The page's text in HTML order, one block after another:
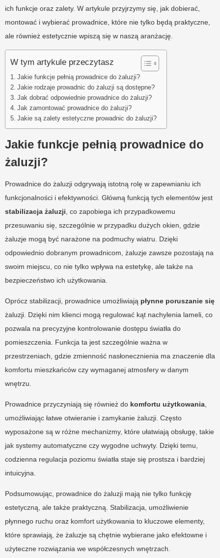
ich funkcje oraz zalety. W artykule przyjrzymy się, jak dobierać,
montować i wybierać prowadnice, które nie tylko będą praktyczne,
ale również estetycznie wpiszą się w naszą aranżację.
W tym artykule przeczytasz
Jakie funkcje pełnią prowadnice do żaluzji?
Jakie rodzaje prowadnic do żaluzji są dostępne?
Jak dobrać odpowiednie prowadnice do żaluzji?
Jak zamontować prowadnice do żaluzji?
Jakie są zalety estetyczne prowadnic do żaluzji?
Jakie funkcje pełnią prowadnice do
żaluzji?
Prowadnice do żaluzji odgrywają istotną rolę w zapewnianiu ich
funkcjonalności i efektywności. Główną funkcją tych elementów jest
stabilizacja żaluzji , co zapobiega ich przypadkowemu
przesuwaniu się, szczególnie w przypadku dużych okien, gdzie
żaluzje mogą być narażone na podmuchy wiatru. Dzięki
odpowiednio dobranym prowadnicom, żaluzje zawsze pozostają na
swoim miejscu, co nie tylko wpływa na estetykę, ale także na
bezpieczeństwo ich użytkowania.
Oprócz stabilizacji, prowadnice umożliwiają płynne poruszanie się
żaluzji. Dzięki nim klienci mogą regulować kąt nachylenia lameli, co
pozwala na precyzyjne kontrolowanie dostępu światła do
pomieszczenia. Funkcja ta jest szczególnie ważna w
przestrzeniach, gdzie zmienność nasłonecznienia ma znaczenie dla
komfortu mieszkańców czy wymaganej atmosfery w danym
wnętrzu.
Prowadnice przyczyniają się również do komfortu użytkowania
umożliwiając łatwe otwieranie i zamykanie żaluzji. Często
wyposażone są w różne mechanizmy, które ułatwiają obsługę, takie
jak systemy automatyczne czy wygodne uchwyty. Dzięki temu,
codzienna regulacja poziomu światła staje się prostsza i bardziej
intuicyjna.
Podsumowując, prowadnice do żaluzji mają nie tylko funkcję
estetyczną, ale także praktyczną. Stabilizacja, umożliwienie
płynnego ruchu oraz komfort użytkowania to kluczowe elementy,
które sprawiają, że żaluzje są chętnie wybierane jako efektowne i
użyteczne rozwiązania we współczesnych wnętrzach.